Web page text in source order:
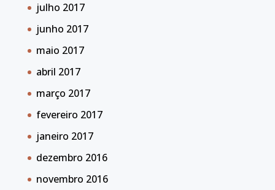
julho 2017
junho 2017
maio 2017
abril 2017
março 2017
fevereiro 2017
janeiro 2017
dezembro 2016
novembro 2016